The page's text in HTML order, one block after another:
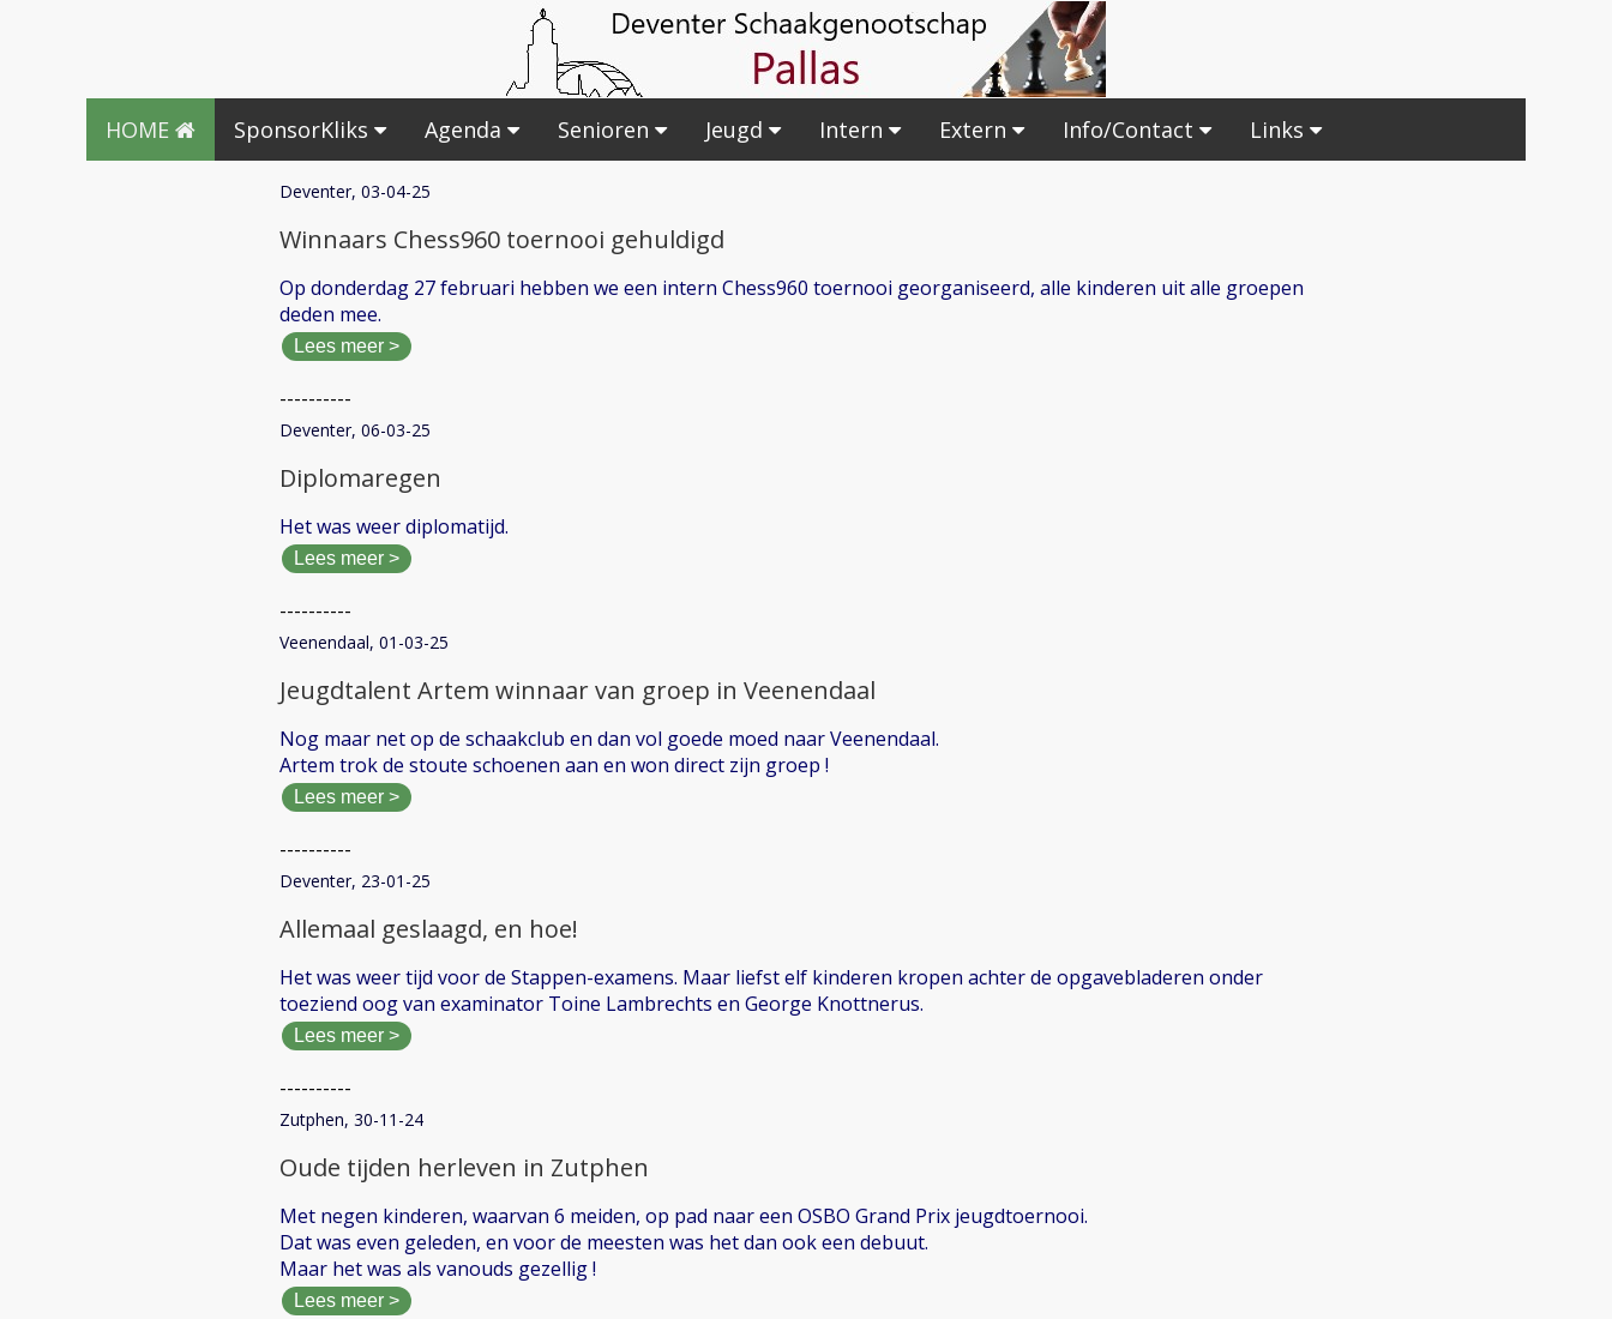
HOME SponsorKliks Agenda Senioren Jeugd Intern Extern Info/Contact Links
Deventer, 03-04-25
Winnaars Chess960 toernooi gehuldigd
Op donderdag 27 februari hebben we een intern Chess960 toernooi georganiseerd, alle kinderen uit alle groepen
deden mee.
Lees meer >
----------
Deventer, 06-03-25
Diplomaregen
Het was weer diplomatijd.
Lees meer >
----------
Veenendaal, 01-03-25
Jeugdtalent Artem winnaar van groep in Veenendaal
Nog maar net op de schaakclub en dan vol goede moed naar Veenendaal.
Artem trok de stoute schoenen aan en won direct zijn groep !
Lees meer >
----------
Deventer, 23-01-25
Allemaal geslaagd, en hoe!
Het was weer tijd voor de Stappen-examens. Maar liefst elf kinderen kropen achter de opgavebladeren onder
toeziend oog van examinator Toine Lambrechts en George Knottnerus.
Lees meer >
----------
Zutphen, 30-11-24
Oude tijden herleven in Zutphen
Met negen kinderen, waarvan 6 meiden, op pad naar een OSBO Grand Prix jeugdtoernooi.
Dat was even geleden, en voor de meesten was het dan ook een debuut.
Maar het was als vanouds gezellig !
Lees meer >